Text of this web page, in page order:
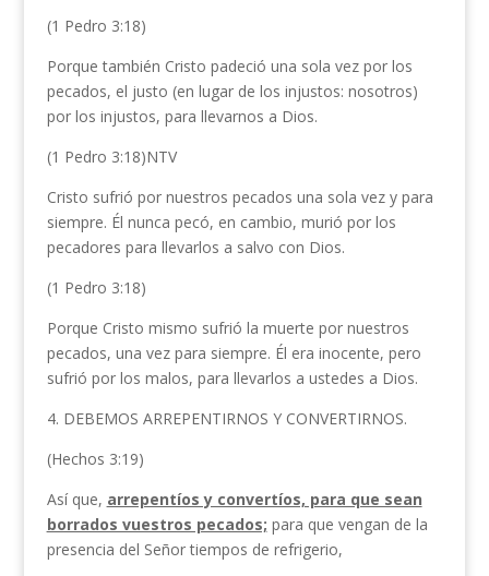
(1 Pedro 3:18)
Porque también Cristo padeció una sola vez por los
pecados, el justo (en lugar de los injustos: nosotros)
por los injustos, para llevarnos a Dios.
(1 Pedro 3:18)NTV
Cristo sufrió por nuestros pecados una sola vez y para
siempre. Él nunca pecó, en cambio, murió por los
pecadores para llevarlos a salvo con Dios.
(1 Pedro 3:18)
Porque Cristo mismo sufrió la muerte por nuestros
pecados, una vez para siempre. Él era inocente, pero
sufrió por los malos, para llevarlos a ustedes a Dios.
4. DEBEMOS ARREPENTIRNOS Y CONVERTIRNOS.
(Hechos 3:19)
Así que, arrepentíos y convertíos, para que sean
borrados vuestros pecados; para que vengan de la
presencia del Señor tiempos de refrigerio,